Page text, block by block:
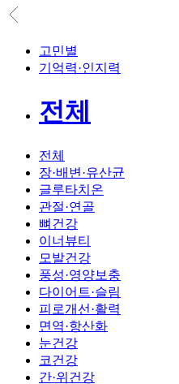
고민별
기억력·인지력
전체
전체
장·배변·유산균
글루타치온
관절·연골
뼈건강
이너뷰티
모발건강
풍성·영양보충
다이어트·슬림
피로개선·활력
면역·항산화
눈건강
코건강
간·위건강